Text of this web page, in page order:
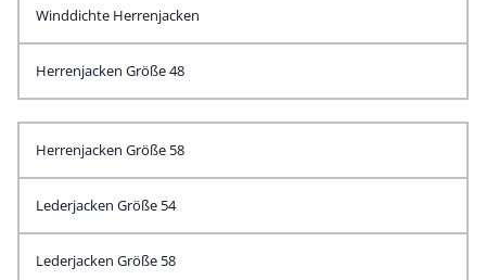
Winddichte Herrenjacken
Herrenjacken Größe 48
Herrenjacken Größe 58
Lederjacken Größe 54
Lederjacken Größe 58